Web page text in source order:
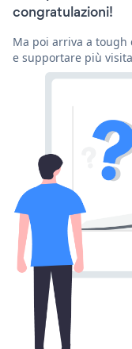
congratulazioni!
Ma poi arriva a
e supportare più